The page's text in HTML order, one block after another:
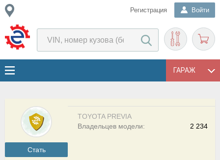
Регистрация Войти
ГАРАЖ
Cтать
TOYOTA PREVIA
2 234
Владельцев модели: